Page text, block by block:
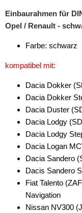
für Acura
für Buick
für Cadillac
für Chevrolet
für Chrysler
für Citroen
für Dacia
Einbaurahmen für
Opel / Renault -
Farbe: schwarz
kompatibel mit:
Dacia Dokker
Dacia Dokker
Dacia Duster
Dacia Lodgy
Dacia Lodgy
Dacia Logan
Dacia Sandero
Dacis Sandero
Fiat Talento
Navigation
Nissan NV300